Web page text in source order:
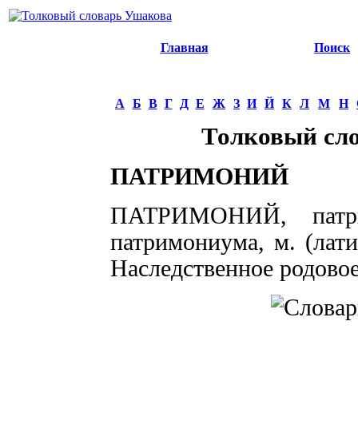
Главная Поиск
А Б В Г Д Е Ж З И Й К Л М Н
Толковый
ПАТРИМОНИЙ
ПАТРИМОНИЙ,
патримониума, м.
Наследственное